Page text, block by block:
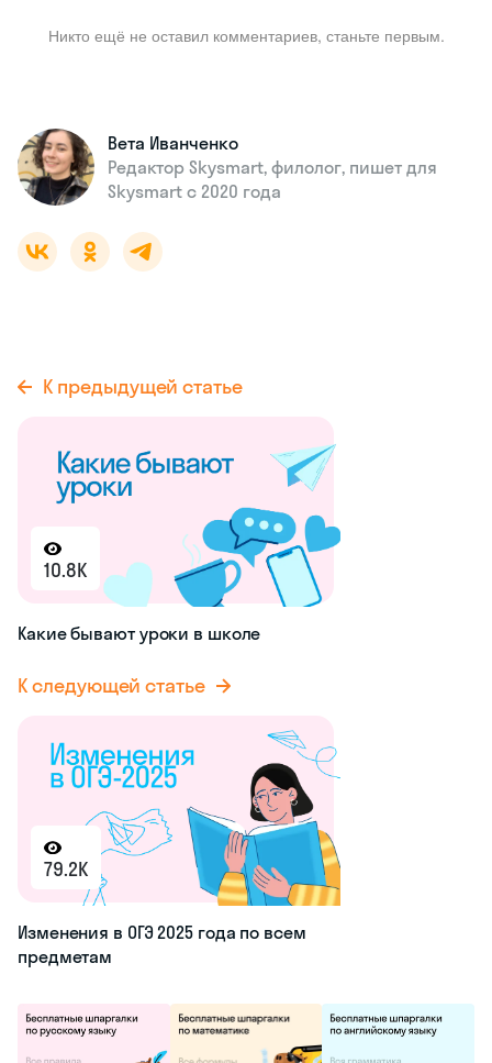
Никто ещё не оставил комментариев, станьте первым.
Вета Иванченко
Редактор Skysmart, филолог, пишет для
Skysmart с 2020 года
К предыдущей статье
10.8K
Какие бывают уроки в школе
К следующей статье
79.2K
Изменения в ОГЭ 2025 года по всем
предметам